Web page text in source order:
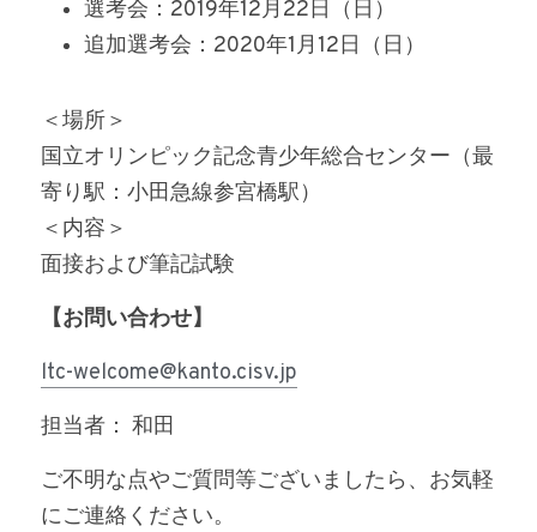
選考会：2019年12月22日（日）
追加選考会：2020年1月12日（日）
＜場所＞
国立オリンピック記念青少年総合センター（最
寄り駅：小田急線参宮橋駅）
＜内容＞
面接および筆記試験
【お問い合わせ】
ltc-welcome@kanto.cisv.jp
担当者： 和田
ご不明な点やご質問等ございましたら、お気軽
にご連絡ください。